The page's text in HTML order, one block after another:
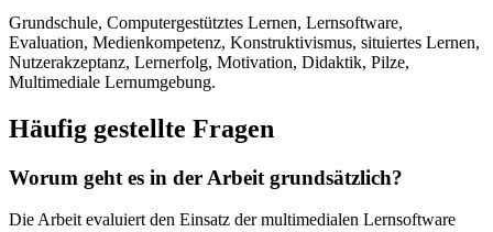
Grundschule, Computergestütztes Lernen, Lernsoftware,
Evaluation, Medienkompetenz, Konstruktivismus, situiertes Lernen,
Nutzerakzeptanz, Lernerfolg, Motivation, Didaktik, Pilze,
Multimediale Lernumgebung.
Häufig gestellte Fragen
Worum geht es in der Arbeit grundsätzlich?
Die Arbeit evaluiert den Einsatz der multimedialen Lernsoftware